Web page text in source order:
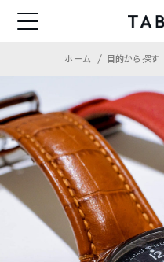
ホーム 目的から探す